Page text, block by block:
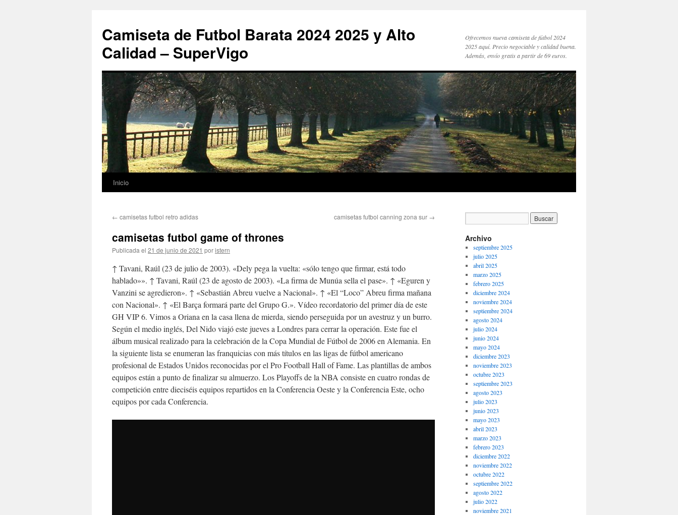
Camiseta de Futbol Barata 2024 2025 y Alto
Calidad – SuperVigo
Ofrecemos nueva camiseta de fútbol 2024
2025 aquí. Precio negociable y calidad buena.
Además, envío gratis a partir de 69 euros.
Saltar
contenido
Inicio
← camisetas futbol retro adidas camisetas futbol canning zona sur →
camisetas futbol game of thrones
Publicada el 21 de junio de 2021 poristern
↑ Tavani, Raúl (23 de julio de 2003). «Dely pega la vuelta: «sólo tengo que firmar, está todo
hablado»». ↑ Tavani, Raúl (23 de agosto de 2003). «La firma de Munúa sella el pase». ↑ «Eguren y
Vanzini se agredieron». ↑ «Sebastián Abreu vuelve a Nacional». ↑ «El “Loco” Abreu firma mañana
con Nacional». ↑ «El Barça formará parte del Grupo G.». Vídeo recordatorio del primer día de este
GH VIP 6. Vimos a Oriana en la casa llena de mierda, siendo perseguida por un avestruz y un burro.
Según el medio inglés, Del Nido viajó este jueves a Londres para cerrar la operación. Este fue el
álbum musical realizado para la celebración de la Copa Mundial de Fútbol de 2006 en Alemania. En
la siguiente lista se enumeran las franquicias con más títulos en las ligas de fútbol americano
profesional de Estados Unidos reconocidas por el Pro Football Hall of Fame. Las plantillas de ambos
equipos están a punto de finalizar su almuerzo. Los Playoffs de la NBA consiste en cuatro rondas de
competición entre dieciséis equipos repartidos en la Conferencia Oeste y la Conferencia Este, ocho
equipos por cada Conferencia.
Archivo
septiembre 2025
julio 2025
abril 2025
marzo 2025
febrero 2025
diciembre 2024
noviembre 2024
septiembre 2024
agosto 2024
julio 2024
junio 2024
mayo 2024
diciembre 2023
noviembre 2023
octubre 2023
septiembre 2023
agosto 2023
julio 2023
junio 2023
mayo 2023
abril 2023
marzo 2023
febrero 2023
diciembre 2022
noviembre 2022
octubre 2022
septiembre 2022
agosto 2022
julio 2022
noviembre 2021